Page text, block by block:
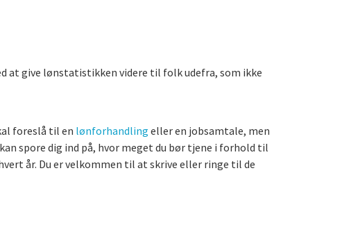
at give lønstatistikken videre til folk udefra, som ikke
foreslå til en lønforhandling eller en jobsamtale, men
spore dig ind på, hvor meget du bør tjene i forhold til
år. Du er velkommen til at skrive eller ringe til de